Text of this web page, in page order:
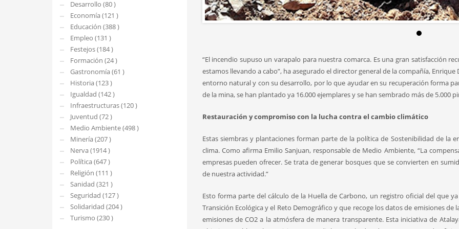
Desarrollo (80 )
Economía (121 )
Educación (388 )
Empleo (131 )
Festejos (184 )
Formación (24 )
Gastronomía (61 )
Historia (123 )
Igualdad (142 )
Infraestructuras (120 )
Juventud (72 )
Medio Ambiente (498 )
Minería (207 )
Nerva (1914 )
Política (647 )
Religión (111 )
Sanidad (321 )
Seguridad (127 )
Solidaridad (204 )
Turismo (230 )
“El incendio supuso un varapalo para nuestra comarca. Es una gran satisfacción
estamos llevando a cabo”, ha asegurado el director general de la compañía,
entorno natural y con su desarrollo, por lo que ayudar en su recuperación forma
de la mina, se han plantado ya 16.000 ejemplares y se han sembrado más de 5.000
Restauración y compromiso con la lucha contra el cambio climático
Estas siembras y plantaciones forman parte de la política de Sostenibilidad de la
clima. Como afirma Emilio Sanjuan, responsable de Medio Ambiente, “La
empresas pueden ofrecer. Se trata de generar bosques que se convierten en
de nuestra actividad.”
Esto forma parte del cálculo de la Huella de Carbono, un registro oficial del que
Transición Ecológica y el Reto Demográfico y que recoge los datos de emisiones
emisiones de CO2 a la atmósfera de manera transparente. Esta iniciativa de